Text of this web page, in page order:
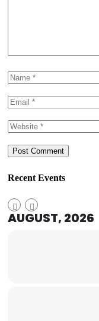
Recent Events
AUGUST, 2026